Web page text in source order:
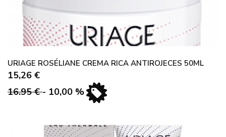
URIAGE ROSÉLIANE CREMA RICA ANTIROJECES 50ML
15,26 €
16.95 €- 10,00 %